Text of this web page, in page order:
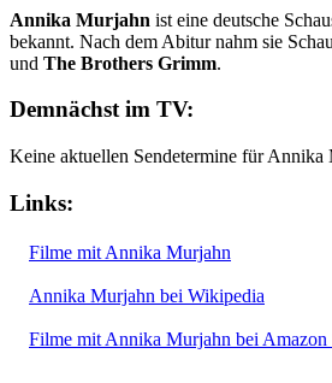
Annika Murjahn ist eine deutsche
bekannt. Nach dem Abitur nahm sie
und The Brothers Grimm.
Demnächst im TV:
Keine aktuellen Sendetermine für Annika
Links:
Filme mit Annika Murjahn
Annika Murjahn bei Wikipedia
Filme mit Annika Murjahn bei Amazon